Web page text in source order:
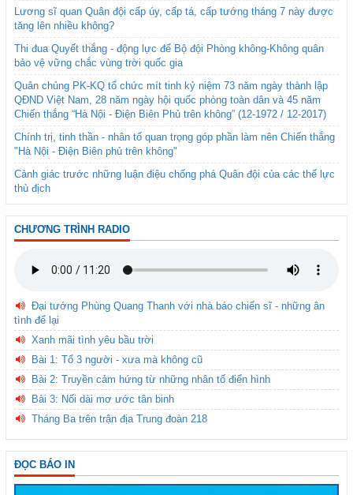
Lương sĩ quan Quân đội cấp úy, cấp tá, cấp tướng tháng 7 này được
tăng lên nhiều không?
Thi đua Quyết thắng - động lực để Bộ đội Phòng không-Không quân
bảo vệ vững chắc vùng trời quốc gia
Quân chủng PK-KQ tổ chức mít tinh kỷ niệm 73 năm ngày thành lập
QĐND Việt Nam, 28 năm ngày hội quốc phòng toàn dân và 45 năm
Chiến thắng “Hà Nội - Điện Biên Phủ trên không” (12-1972 / 12-2017)
Chính trị, tinh thần - nhân tố quan trọng góp phần làm nên Chiến thắng
"Hà Nội - Điện Biên phủ trên không"
Cảnh giác trước những luận điệu chống phá Quân đội của các thế lực
thù địch
CHƯƠNG TRÌNH RADIO
Đại tướng Phùng Quang Thanh với nhà báo chiến sĩ - những ân
tình để lại
Xanh mãi tình yêu bầu trời
Bài 1: Tổ 3 người - xưa mà không cũ
Bài 2: Truyền cảm hứng từ những nhân tố điển hình
Bài 3: Nối dài mơ ước tân binh
Tháng Ba trên trận địa Trung đoàn 218
ĐỌC BÁO IN